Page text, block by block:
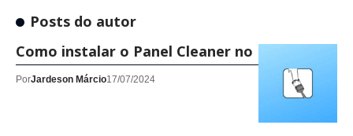
Posts do autor
Como instalar o Panel Cleaner no Linux!
PorJardeson Márcio17/07/2024